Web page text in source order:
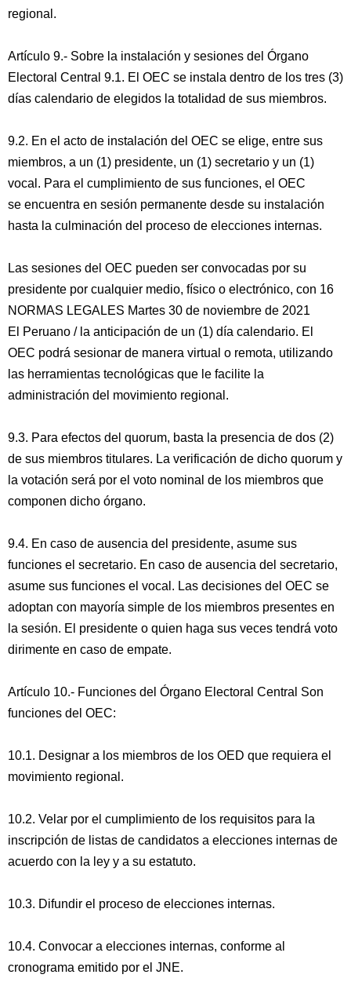
regional.
Artículo 9.- Sobre la instalación y sesiones del Órgano
Electoral Central 9.1. El OEC se instala dentro de los tres (3)
días calendario de elegidos la totalidad de sus miembros.
9.2. En el acto de instalación del OEC se elige, entre sus
miembros, a un (1) presidente, un (1) secretario y un (1)
vocal. Para el cumplimiento de sus funciones, el OEC
se encuentra en sesión permanente desde su instalación
hasta la culminación del proceso de elecciones internas.
Las sesiones del OEC pueden ser convocadas por su
presidente por cualquier medio, físico o electrónico, con 16
NORMAS LEGALES Martes 30 de noviembre de 2021
El Peruano / la anticipación de un (1) día calendario. El
OEC podrá sesionar de manera virtual o remota, utilizando
las herramientas tecnológicas que le facilite la
administración del movimiento regional.
9.3. Para efectos del quorum, basta la presencia de dos (2)
de sus miembros titulares. La verificación de dicho quorum y
la votación será por el voto nominal de los miembros que
componen dicho órgano.
9.4. En caso de ausencia del presidente, asume sus
funciones el secretario. En caso de ausencia del secretario,
asume sus funciones el vocal. Las decisiones del OEC se
adoptan con mayoría simple de los miembros presentes en
la sesión. El presidente o quien haga sus veces tendrá voto
dirimente en caso de empate.
Artículo 10.- Funciones del Órgano Electoral Central Son
funciones del OEC:
10.1. Designar a los miembros de los OED que requiera el
movimiento regional.
10.2. Velar por el cumplimiento de los requisitos para la
inscripción de listas de candidatos a elecciones internas de
acuerdo con la ley y a su estatuto.
10.3. Difundir el proceso de elecciones internas.
10.4. Convocar a elecciones internas, conforme al
cronograma emitido por el JNE.